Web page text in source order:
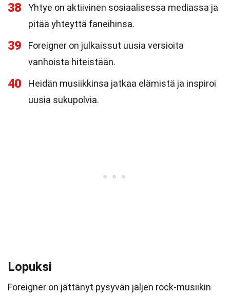
38
Yhtye on aktiivinen sosiaalisessa mediassa ja
pitää yhteyttä faneihinsa.
39
Foreigner on julkaissut uusia versioita
vanhoista hiteistään.
40
Heidän musiikkinsa jatkaa elämistä ja inspiroi
uusia sukupolvia.
Lopuksi
Foreigner on jättänyt pysyvän jäljen rock-musiikin